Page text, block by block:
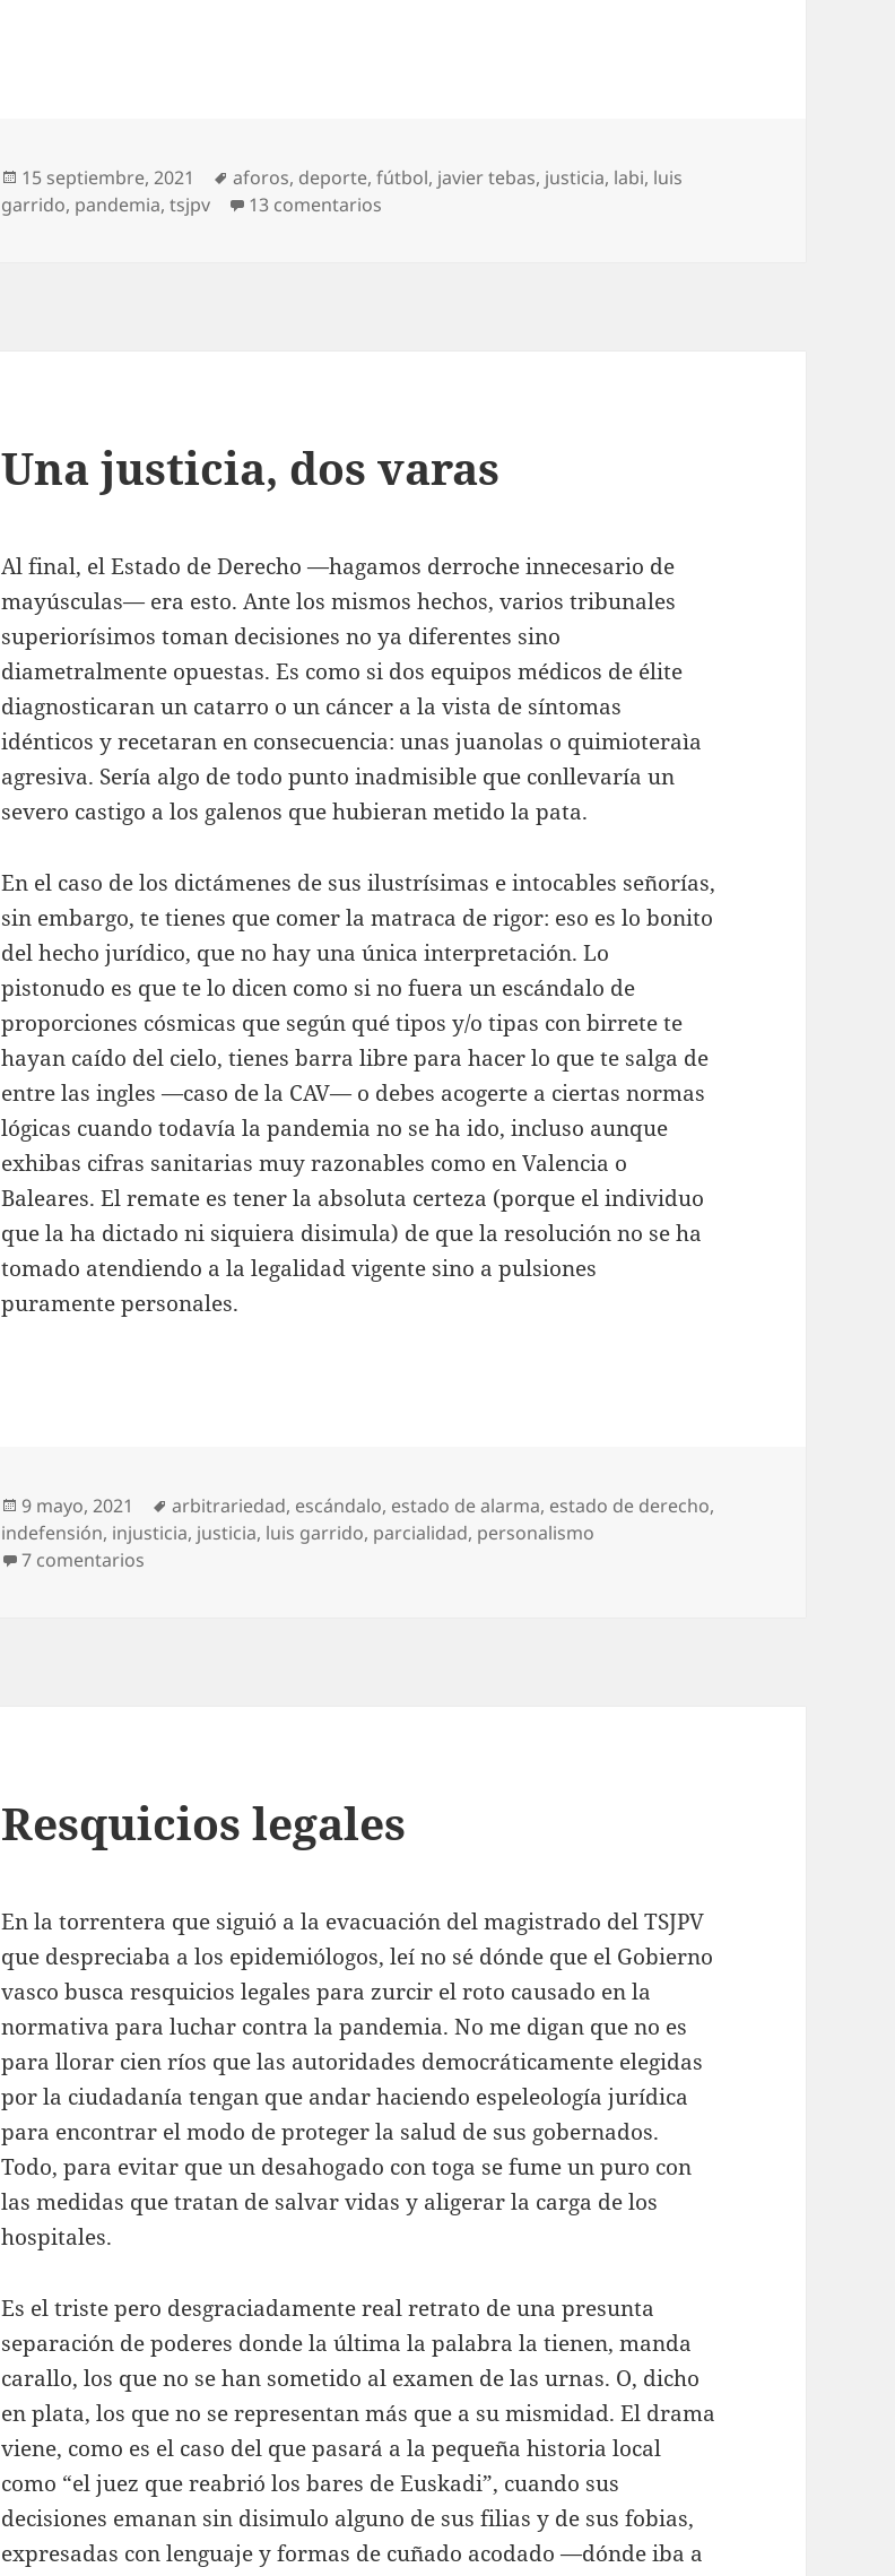
Publicado
el
15 septiembre, 2021 Etiquetas
aforos, deporte,fútbol, javier tebas, justicia, labi, luis
garrido, pandemia,tsjpv 13 comentarios
Una justicia, dos varas
Al final, el Estado de Derecho —hagamos derroche innecesario de
mayúsculas— era esto. Ante los mismos hechos, varios tribunales
superiorísimos toman decisiones no ya diferentes sino
diametralmente opuestas. Es como si dos equipos médicos de élite
diagnosticaran un catarro o un cáncer a la vista de síntomas
idénticos y recetaran en consecuencia: unas juanolas o quimioteraìa
agresiva. Sería algo de todo punto inadmisible que conllevaría un
severo castigo a los galenos que hubieran metido la pata.
En el caso de los dictámenes de sus ilustrísimas e intocables señorías,
sin embargo, te tienes que comer la matraca de rigor: eso es lo bonito
del hecho jurídico, que no hay una única interpretación. Lo
pistonudo es que te lo dicen como si no fuera un escándalo de
proporciones cósmicas que según qué tipos y/o tipas con birrete te
hayan caído del cielo, tienes barra libre para hacer lo que te salga de
entre las ingles —caso de la CAV— o debes acogerte a ciertas normas
lógicas cuando todavía la pandemia no se ha ido, incluso aunque
exhibas cifras sanitarias muy razonables como en Valencia o
Baleares. El remate es tener la absoluta certeza (porque el individuo
que la ha dictado ni siquiera disimula) de que la resolución no se ha
tomado atendiendo a la legalidad vigente sino a pulsiones
puramente personales.
Publicado
el
9 mayo, 2021 Etiquetas
arbitrariedad, escándalo, estado de alarma, estado de derecho,
indefensión, injusticia, justicia, luis garrido, parcialidad, personalismo
7 comentarios
Resquicios legales
En la torrentera que siguió a la evacuación del magistrado del TSJPV
que despreciaba a los epidemiólogos, leí no sé dónde que el Gobierno
vasco busca resquicios legales para zurcir el roto causado en la
normativa para luchar contra la pandemia. No me digan que no es
para llorar cien ríos que las autoridades democráticamente elegidas
por la ciudadanía tengan que andar haciendo espeleología jurídica
para encontrar el modo de proteger la salud de sus gobernados.
Todo, para evitar que un desahogado con toga se fume un puro con
las medidas que tratan de salvar vidas y aligerar la carga de los
hospitales.
Es el triste pero desgraciadamente real retrato de una presunta
separación de poderes donde la última la palabra la tienen, manda
carallo, los que no se han sometido al examen de las urnas. O, dicho
en plata, los que no se representan más que a su mismidad. El drama
viene, como es el caso del que pasará a la pequeña historia local
como “el juez que reabrió los bares de Euskadi”, cuando sus
decisiones emanan sin disimulo alguno de sus filias y de sus fobias,
expresadas con lenguaje y formas de cuñado acodado —dónde iba a